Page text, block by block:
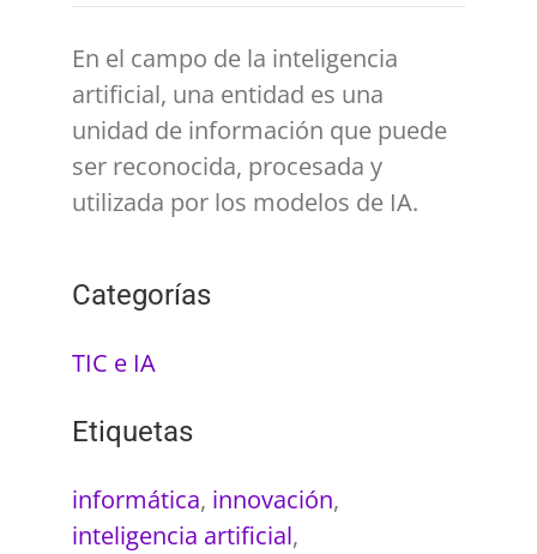
En el campo de la inteligencia
artificial, una entidad es una
unidad de información que puede
ser reconocida, procesada y
utilizada por los modelos de IA.
Categorías
TIC e IA
Etiquetas
informática, innovación,
inteligencia artificial,